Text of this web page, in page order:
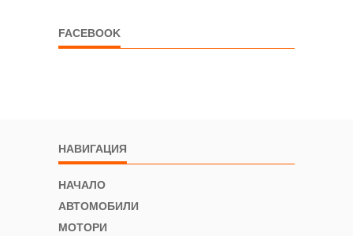
FACEBOOK
НАВИГАЦИЯ
НАЧАЛО
АВТОМОБИЛИ
МОТОРИ